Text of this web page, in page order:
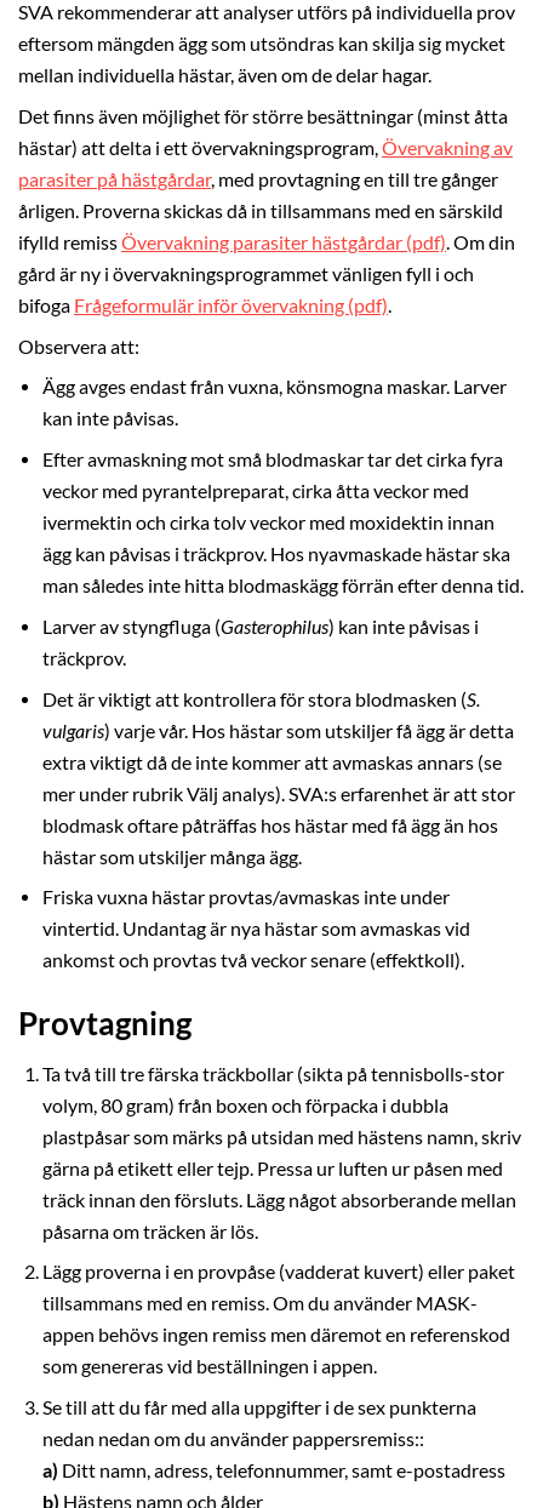
SVA rekommenderar att analyser utförs på individuella prov
eftersom mängden ägg som utsöndras kan skilja sig mycket
mellan individuella hästar, även om de delar hagar.
Det finns även möjlighet för större besättningar (minst åtta
hästar) att delta i ett övervakningsprogram,Övervakning av
parasiter på hästgårdar, med provtagning en till tre gånger
årligen. Proverna skickas då in tillsammans med en särskild
ifylld remissÖvervakning parasiter hästgårdar (pdf). Om din
gård är ny i övervakningsprogrammet vänligen fyll i och
bifoga Frågeformulär inför övervakning (pdf).
Observera att:
Ägg avges endast från vuxna, könsmogna maskar. Larver
kan inte påvisas.
Efter avmaskning mot små blodmaskar tar det cirka fyra
veckor med pyrantelpreparat, cirka åtta veckor med
ivermektin och cirka tolv veckor med moxidektin innan
ägg kan påvisas i träckprov. Hos nyavmaskade hästar ska
man således inte hitta blodmaskägg förrän efter denna tid.
Larver av styngfluga (Gasterophilus) kan inte påvisas i
träckprov.
Det är viktigt att kontrollera för stora blodmasken (S.
vulgaris) varje vår. Hos hästar som utskiljer få ägg är detta
extra viktigt då de inte kommer att avmaskas annars (se
mer under rubrik Välj analys). SVA:s erfarenhet är att stor
blodmask oftare påträffas hos hästar med få ägg än hos
hästar som utskiljer många ägg.
Friska vuxna hästar provtas/avmaskas inte under
vintertid. Undantag är nya hästar som avmaskas vid
ankomst och provtas två veckor senare (effektkoll).
Provtagning
Ta två till tre färska träckbollar (sikta på tennisbolls-stor
volym, 80 gram) från boxen och förpacka i dubbla
plastpåsar som märks på utsidan med hästens namn, skriv
gärna på etikett eller tejp. Pressa ur luften ur påsen med
träck innan den försluts. Lägg något absorberande mellan
påsarna om träcken är lös.
Lägg proverna i en provpåse (vadderat kuvert) eller paket
tillsammans med en remiss. Om du använder MASK-
appen behövs ingen remiss men däremot en referenskod
som genereras vid beställningen i appen.
Se till att du får med alla uppgifter i de sex punkterna
nedan nedan om du använder pappersremiss::
a) Ditt namn, adress, telefonnummer, samt e-postadress
b) Hästens namn och ålder